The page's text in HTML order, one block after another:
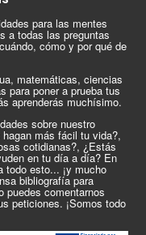
para las mentes
a todas las preguntas
cómo y por qué de
matemáticas, ciencias
para poner a prueba tus
aprenderás muchísimo.
sobre nuestro
más fácil tu vida?,
cotidianas?, ¿Estás
en tu día a día? En
todo esto... ¡y mucho
bibliografía para
puedes comentarnos
peticiones. ¡Somos todo